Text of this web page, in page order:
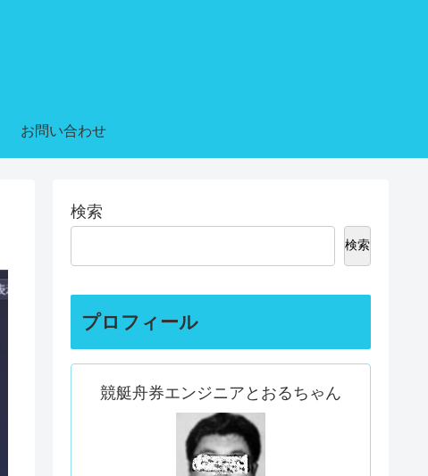
お問い合わせ
検索
検索
プロフィール
競艇舟券エンジニアとおるちゃん